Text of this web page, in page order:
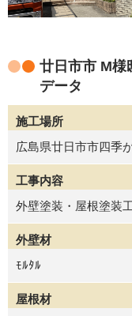
廿日市市 M
データ
施工場所
広島県廿日市市四季
工事内容
外壁塗装・屋根塗装
外壁材
ﾓﾙﾀﾙ
屋根材